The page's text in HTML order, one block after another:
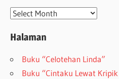
Arsip
Halaman
Buku “Celotehan Linda”
Buku “Cintaku Lewat